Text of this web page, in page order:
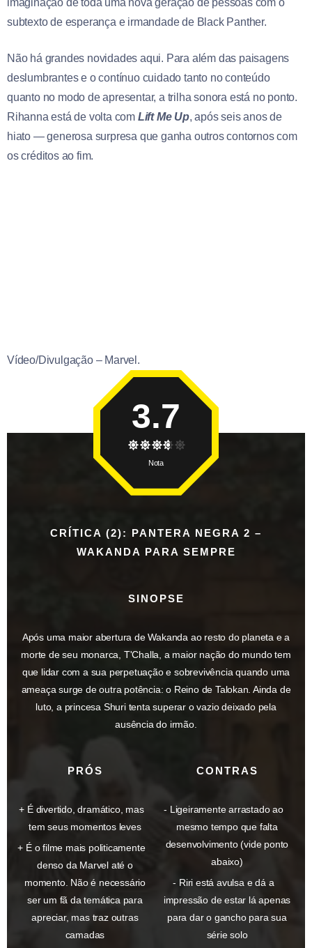
imaginação de toda uma nova geração de pessoas com o
subtexto de esperança e irmandade de Black Panther.
Não há grandes novidades aqui. Para além das paisagens
deslumbrantes e o contínuo cuidado tanto no conteúdo
quanto no modo de apresentar, a trilha sonora está no ponto.
Rihanna está de volta com Lift Me Up, após seis anos de
hiato — generosa surpresa que ganha outros contornos com
os créditos ao fim.
Vídeo/Divulgação – Marvel.
CRÍTICA (2): PANTERA NEGRA 2 –
WAKANDA PARA SEMPRE
SINOPSE
Após uma maior abertura de Wakanda ao resto do planeta e a
morte de seu monarca, T'Challa, a maior nação do mundo tem
que lidar com a sua perpetuação e sobrevivência quando uma
ameaça surge de outra potência: o Reino de Talokan. Ainda de
luto, a princesa Shuri tenta superar o vazio deixado pela
ausência do irmão.
PRÓS
É divertido, dramático, mas
tem seus momentos leves
É o filme mais politicamente
denso da Marvel até o
momento. Não é necessário
ser um fã da temática para
apreciar, mas traz outras
camadas
CONTRAS
Ligeiramente arrastado ao
mesmo tempo que falta
desenvolvimento (vide ponto
abaixo)
Riri está avulsa e dá a
impressão de estar lá apenas
para dar o gancho para sua
série solo
3.7
Nota